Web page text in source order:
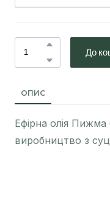
До
ОПИС
Ефірна олія
виробництво з